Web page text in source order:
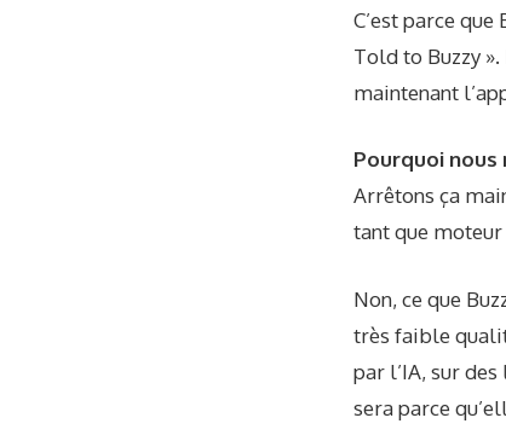
C’est parce
Told to Buzzy
maintenant
Pourquoi nous
Arrêtons ça
tant que
Non, ce que
très faible
par l’IA, sur
sera parce